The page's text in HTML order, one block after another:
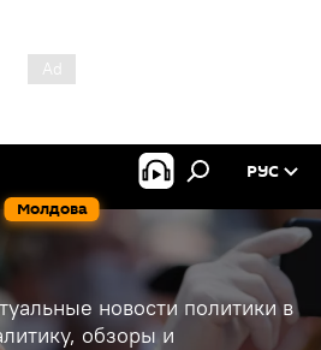
Молдова
РУС
новости политики в
обзоры и